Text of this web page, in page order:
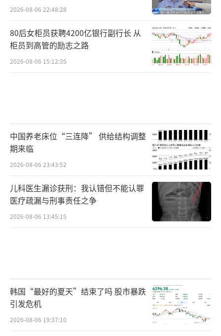
2026-08-06 22:48:28
80后女柜员获聘4200亿银行副行长 从
柜员到高管的励志之路
2026-08-06 15:12:35
中国养老床位“三连降” 供给结构调整
期来临
2026-08-06 23:43:52
儿科医生漏诊获刑：我认错但不能认罪
医疗疏漏与刑事责任之争
2026-08-06 13:45:15
韩国“最好的夏天”结束了吗 股市暴跌
引发危机
2026-08-06 19:37:10